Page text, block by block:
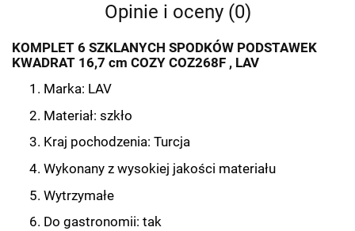
Opinie i oceny (0)
KOMPLET 6 SZKLANYCH SPODKÓW PODSTAWEK
KWADRAT 16,7 cm COZY COZ268F , LAV
Marka: LAV
Materiał: szkło
Kraj pochodzenia: Turcja
Wykonany z wysokiej jakości materiału
Wytrzymałe
Do gastronomii: tak